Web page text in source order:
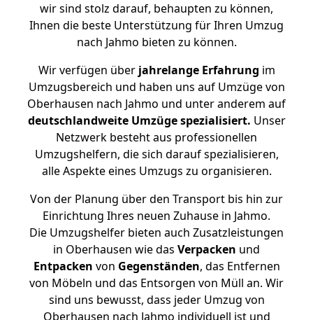
wir sind stolz darauf, behaupten zu können,
Ihnen die beste Unterstützung für Ihren Umzug
nach Jahmo bieten zu können.
Wir verfügen überjahrelange Erfahrung im
Umzugsbereich und haben uns auf Umzüge von
Oberhausen nach Jahmo und unter anderem auf
deutschlandweite Umzüge spezialisiert. Unser
Netzwerk besteht aus professionellen
Umzugshelfern, die sich darauf spezialisieren,
alle Aspekte eines Umzugs zu organisieren.
Von der Planung über den Transport bis hin zur
Einrichtung Ihres neuen Zuhause in Jahmo.
Die Umzugshelfer bieten auch Zusatzleistungen
in Oberhausen wie das Verpacken und
Entpacken von Gegenständen, das Entfernen
von Möbeln und das Entsorgen von Müll an. Wir
sind uns bewusst, dass jeder Umzug von
Oberhausen nach Jahmo individuell ist und